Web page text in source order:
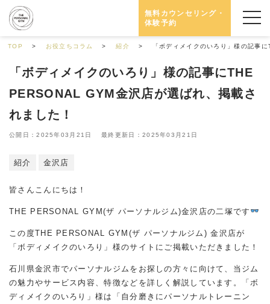
無料カウンセリング・
体験予約
TOP お役立ちコラム 紹介 「ボディメイクのいろり」様の記事
「ボディメイクのいろり」様の記事にTHE
PERSONAL GYM金沢店が選ばれ、掲載さ
れました！
公開日：2025年03月21日 最終更新日：2025年03月21日
紹介 金沢店
皆さんこんにちは！
THE PERSONAL GYM(ザ パーソナルジム)金沢店の二塚です
この度THE PERSONAL GYM(ザ パーソナルジム) 金沢店が
「ボディメイクのいろり」様のサイトにご掲載いただきました！
石川県金沢市でパーソナルジムをお探しの方々に向けて、当ジム
の魅力やサービス内容、特徴などを詳しく解説しています。「ボ
ディメイクのいろり」様は「自分磨きにパーソナルトレーニン